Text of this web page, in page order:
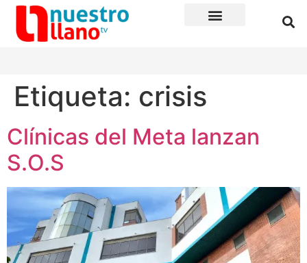
Etiqueta: crisis
Clínicas del Meta lanzan
S.O.S